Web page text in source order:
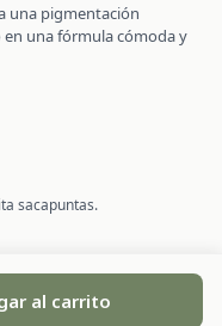
una pigmentación
una fórmula cómoda y
sacapuntas.
al carrito